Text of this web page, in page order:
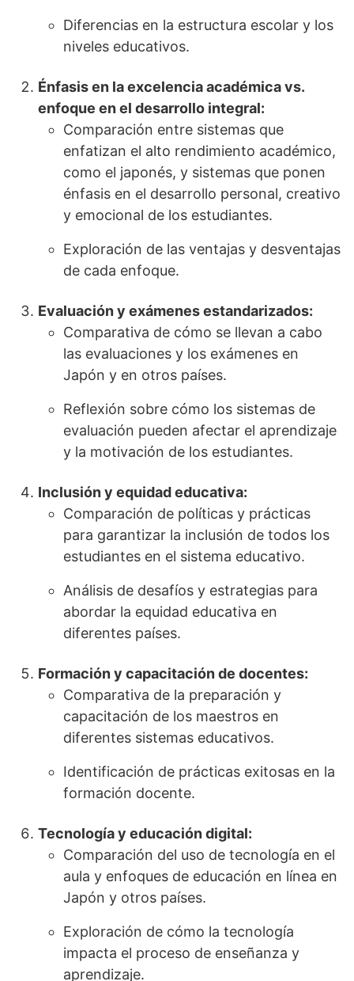
Diferencias en la estructura escolar y los
niveles educativos.
Énfasis en la excelencia académica vs.
enfoque en el desarrollo integral:
Comparación entre sistemas que
enfatizan el alto rendimiento académico,
como el japonés, y sistemas que ponen
énfasis en el desarrollo personal, creativo
y emocional de los estudiantes.
Exploración de las ventajas y desventajas
de cada enfoque.
Evaluación y exámenes estandarizados:
Comparativa de cómo se llevan a cabo
las evaluaciones y los exámenes en
Japón y en otros países.
Reflexión sobre cómo los sistemas de
evaluación pueden afectar el aprendizaje
y la motivación de los estudiantes.
Inclusión y equidad educativa:
Comparación de políticas y prácticas
para garantizar la inclusión de todos los
estudiantes en el sistema educativo.
Análisis de desafíos y estrategias para
abordar la equidad educativa en
diferentes países.
Formación y capacitación de docentes:
Comparativa de la preparación y
capacitación de los maestros en
diferentes sistemas educativos.
Identificación de prácticas exitosas en la
formación docente.
Tecnología y educación digital:
Comparación del uso de tecnología en el
aula y enfoques de educación en línea en
Japón y otros países.
Exploración de cómo la tecnología
impacta el proceso de enseñanza y
aprendizaje.